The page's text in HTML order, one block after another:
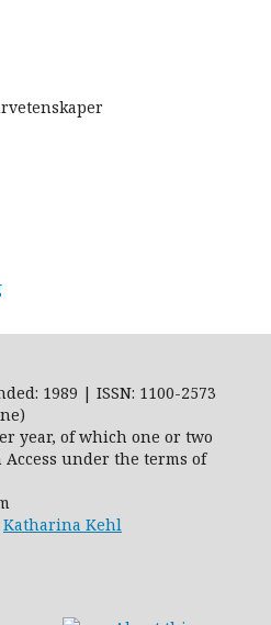
1989 | ISSN: 1100-2573
year, of which one or two
under the terms of
Katharina Kehl